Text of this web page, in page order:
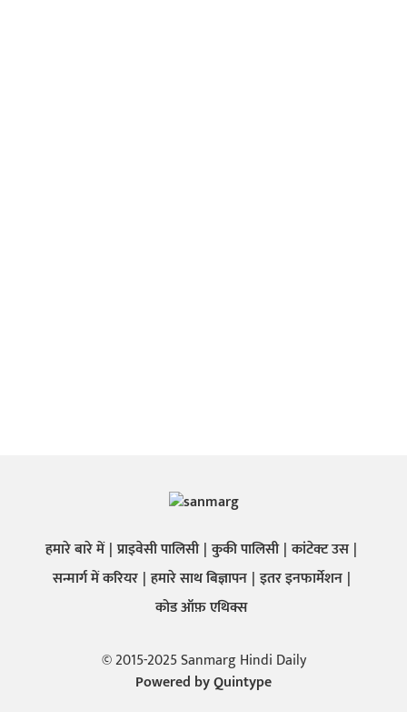
हमारे बारे में प्राइवेसी पालिसी कुकी पालिसी कांटेक्ट उस
सन्मार्ग में करियर हमारे साथ बिज्ञापन इतर इनफार्मेशन
कोड ऑफ़ एथिक्स
© 2015-2025 Sanmarg Hindi Daily
Powered byQuintype